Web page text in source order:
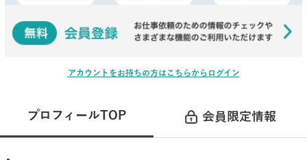
アカウントをお持ちの方はこちらからログイン
プロフィールTOP 会員限定情報